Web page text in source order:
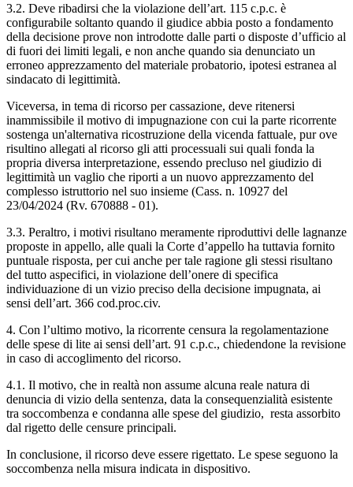
3.2. Deve ribadirsi che la violazione dell’art. 115 c.p.c. è
configurabile soltanto quando il giudice abbia posto a fondamento
della decisione prove non introdotte dalle parti o disposte d’ufficio al
di fuori dei limiti legali, e non anche quando sia denunciato un
erroneo apprezzamento del materiale probatorio, ipotesi estranea al
sindacato di legittimità.
Viceversa, in tema di ricorso per cassazione, deve ritenersi
inammissibile il motivo di impugnazione con cui la parte ricorrente
sostenga un'alternativa ricostruzione della vicenda fattuale, pur ove
risultino allegati al ricorso gli atti processuali sui quali fonda la
propria diversa interpretazione, essendo precluso nel giudizio di
legittimità un vaglio che riporti a un nuovo apprezzamento del
complesso istruttorio nel suo insieme (Cass. n. 10927 del
23/04/2024 (Rv. 670888 - 01).
3.3. Peraltro, i motivi risultano meramente riproduttivi delle lagnanze
proposte in appello, alle quali la Corte d’appello ha tuttavia fornito
puntuale risposta, per cui anche per tale ragione gli stessi risultano
del tutto aspecifici, in violazione dell’onere di specifica
individuazione di un vizio preciso della decisione impugnata, ai
sensi dell’art. 366 cod.proc.civ.
4. Con l’ultimo motivo, la ricorrente censura la regolamentazione
delle spese di lite ai sensi dell’art. 91 c.p.c., chiedendone la revisione
in caso di accoglimento del ricorso.
4.1. Il motivo, che in realtà non assume alcuna reale natura di
denuncia di vizio della sentenza, data la consequenzialità esistente
tra soccombenza e condanna alle spese del giudizio, resta assorbito
dal rigetto delle censure principali.
In conclusione, il ricorso deve essere rigettato. Le spese seguono la
soccombenza nella misura indicata in dispositivo.